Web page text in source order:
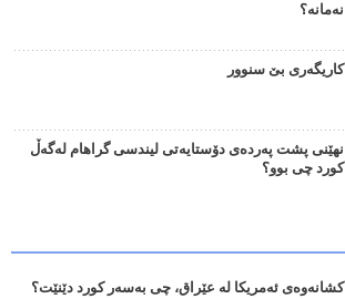
نەمانە؟
کاریگەری بێ سنوور
نهێنی پشت پەردەی دۆستایەتی لیندسی گراهام لەگەڵ
کورد چی بوو؟
کشانەوەی ئەمریکا لە عێراق، چی بەسەر کورد دێنێت؟